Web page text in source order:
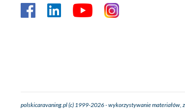
polskicaravaning.pl (c) 1999-2026 - wykorzystywanie materiałów,